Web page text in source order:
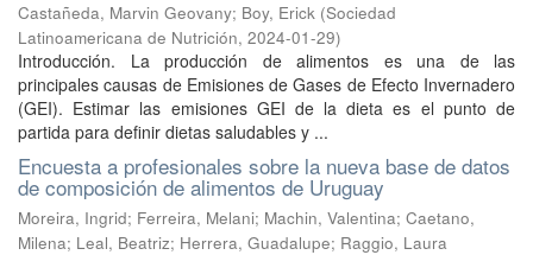
Castañeda, Marvin Geovany; Boy, Erick (Sociedad
Latinoamericana de Nutrición, 2024-01-29)
Introducción. La producción de alimentos es una de las
principales causas de Emisiones de Gases de Efecto Invernadero
(GEI). Estimar las emisiones GEI de la dieta es el punto de
partida para definir dietas saludables y ...
Encuesta a profesionales sobre la nueva base de datos
de composición de alimentos de Uruguay
Moreira, Ingrid; Ferreira, Melani; Machin, Valentina; Caetano,
Milena; Leal, Beatriz; Herrera, Guadalupe; Raggio, Laura